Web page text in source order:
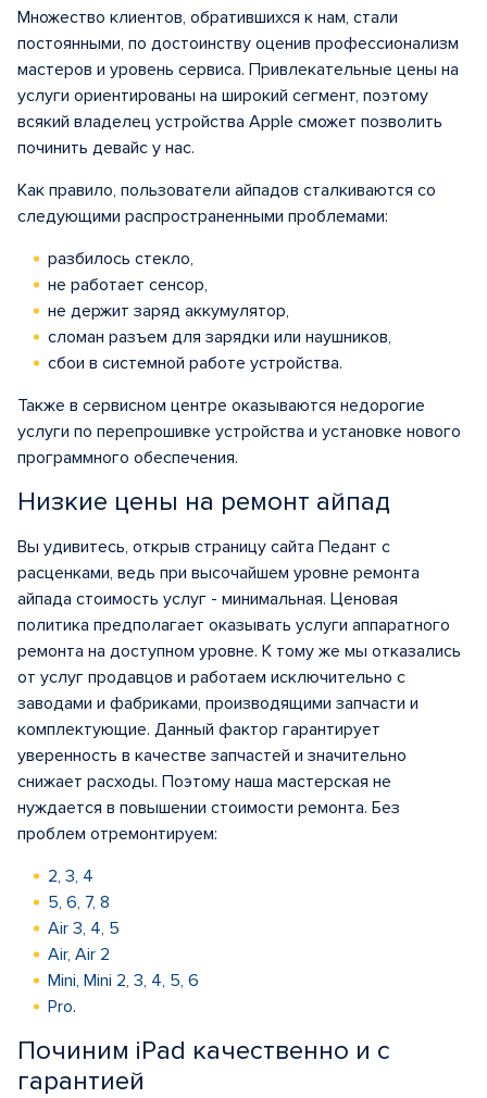
Множество клиентов, обратившихся к нам, стали
постоянными, по достоинству оценив профессионализм
мастеров и уровень сервиса. Привлекательные цены на
услуги ориентированы на широкий сегмент, поэтому
всякий владелец устройства Apple сможет позволить
починить девайс у нас.
Как правило, пользователи айпадов сталкиваются со
следующими распространенными проблемами:
разбилось стекло,
не работает сенсор,
не держит заряд аккумулятор,
сломан разъем для зарядки или наушников,
сбои в системной работе устройства.
Также в сервисном центре оказываются недорогие
услуги по перепрошивке устройства и установке нового
программного обеспечения.
Низкие цены на ремонт айпад
Вы удивитесь, открыв страницу сайта Педант с
расценками, ведь при высочайшем уровне ремонта
айпада стоимость услуг - минимальная. Ценовая
политика предполагает оказывать услуги аппаратного
ремонта на доступном уровне. К тому же мы отказались
от услуг продавцов и работаем исключительно с
заводами и фабриками, производящими запчасти и
комплектующие. Данный фактор гарантирует
уверенность в качестве запчастей и значительно
снижает расходы. Поэтому наша мастерская не
нуждается в повышении стоимости ремонта. Без
проблем отремонтируем:
2, 3, 4
5, 6, 7, 8
Air 3, 4, 5
Air, Air 2
Mini, Mini 2, 3, 4, 5, 6
Pro.
Починим iPad качественно и с
гарантией